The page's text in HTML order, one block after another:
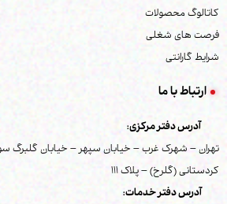
کاتالوگ محصولات
فرصت های شغلی
شرایط گارانتی
ارتباط با ما
آدرس دفتر مرکزی:
تهران – شهرک غرب – خیابان سپهر – خیابان گلبرگ
کردستانی (گلرخ) – پلاک 111
آدرس دفتر خدمات: